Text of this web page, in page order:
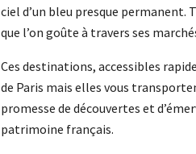
ciel d’un bleu presque permanent.
que l’on goûte à travers ses
Ces destinations, accessibles
de Paris mais elles vous
promesse de découvertes et
patrimoine français.